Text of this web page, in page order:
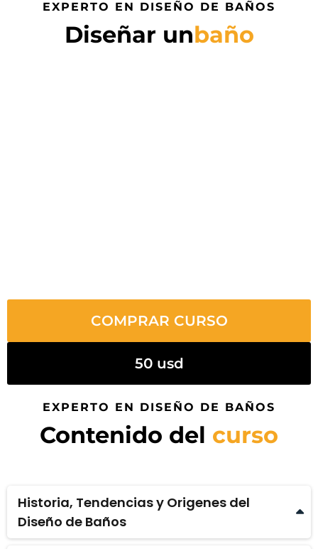
EXPERTO EN DISEÑO DE BAÑOS
Diseñar unbaño
COMPRAR CURSO
50 usd
EXPERTO EN DISEÑO DE BAÑOS
Contenido del curso
Historia, Tendencias y Origenes del
Diseño de Baños
Historias de los Baños